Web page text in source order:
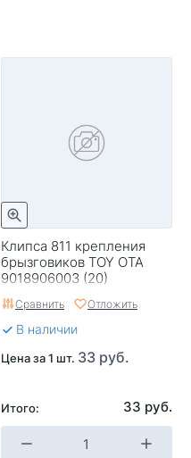
Клипса 811 крепления
брызговиков TOY OTA
9018906003 (20)
Сравнить Отложить
В наличии
Цена за 1 шт. 33 руб.
Итого: 33 руб.